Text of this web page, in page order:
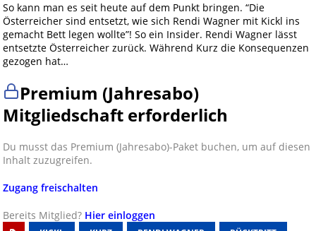
So kann man es seit heute auf dem Punkt bringen. “Die
Österreicher sind entsetzt, wie sich Rendi Wagner mit Kickl ins
gemacht Bett legen wollte”! So ein Insider. Rendi Wagner lässt
entsetzte Österreicher zurück. Während Kurz die Konsequenzen
gezogen hat…
Premium (Jahresabo)
Mitgliedschaft erforderlich
Du musst das Premium (Jahresabo)-Paket buchen, um auf diesen
Inhalt zuzugreifen.
Zugang freischalten
Bereits Mitglied? Hier einloggen